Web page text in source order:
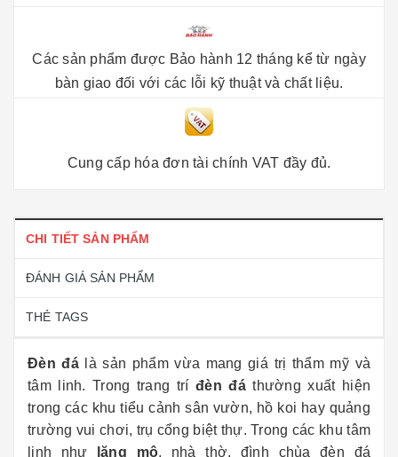
Các sản phẩm được Bảo hành 12 tháng kể từ ngày
bàn giao đối với các lỗi kỹ thuật và chất liệu.
Cung cấp hóa đơn tài chính VAT đầy đủ.
CHI TIẾT SẢN PHẨM
ĐÁNH GIÁ SẢN PHẨM
THẺ TAGS
Đèn đálà sản phẩm vừa mang giá trị thẩm mỹ và
tâm linh. Trong trang tríđèn đáthường xuất hiện
trong các khu tiểu cảnh sân vườn, hồ koi hay quảng
trường vui chơi, trụ cổng biệt thự. Trong các khu tâm
linh như
lăng mộ, nhà thờ, đình chùa đèn đá